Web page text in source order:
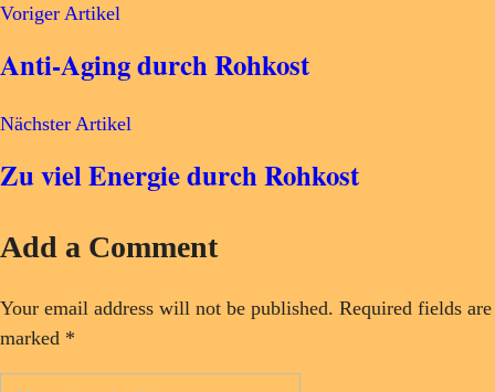
Voriger Artikel
Anti-Aging durch Rohkost
Nächster Artikel
Zu viel Energie durch Rohkost
Add a Comment
Your email address will not be published. Required fields are
marked *